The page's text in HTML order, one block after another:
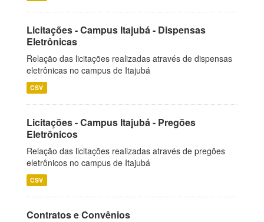
Licitações - Campus Itajubá - Dispensas
Eletrônicas
Relação das licitações realizadas através de dispensas
eletrônicas no campus de Itajubá
CSV
Licitações - Campus Itajubá - Pregões
Eletrônicos
Relação das licitações realizadas através de pregões
eletrônicos no campus de Itajubá
CSV
Contratos e Convênios